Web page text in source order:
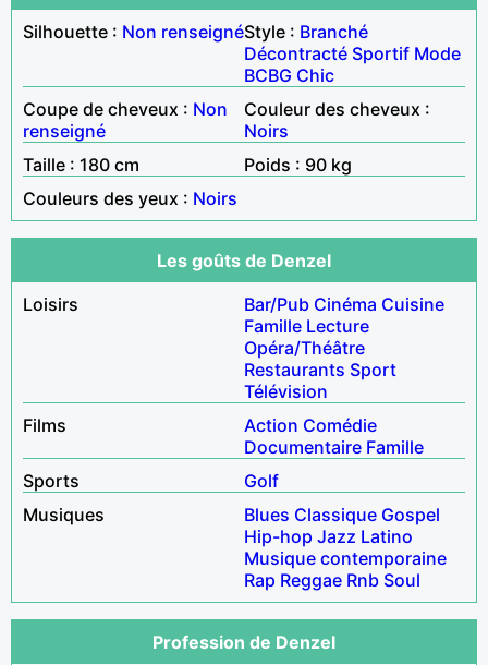
Silhouette : Non renseignéStyle : Branché
Décontracté Sportif Mode
BCBG Chic
Coupe de cheveux : Non
renseigné
Couleur des cheveux :
Noirs
Taille : 180 cm
Poids : 90 kg
Couleurs des yeux : Noirs
Les goûts de Denzel
Loisirs
Bar/Pub Cinéma Cuisine
Famille Lecture
Opéra/Théâtre
Restaurants Sport
Télévision
Films
Action Comédie
Documentaire Famille
Sports
Golf
Musiques
Blues Classique Gospel
Hip-hop Jazz Latino
Musique contemporaine
Rap Reggae Rnb Soul
Profession de Denzel